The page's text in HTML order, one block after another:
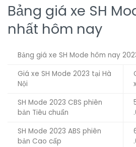
Bảng giá xe SH
nhất hôm nay
Bảng giá xe SH Mode hôm nay
Giá xe SH Mode 2023 tại Hà
Nội
SH Mode 2023 CBS phiên
bản Tiêu chuẩn
SH Mode 2023 ABS phiên
bản Cao cấp